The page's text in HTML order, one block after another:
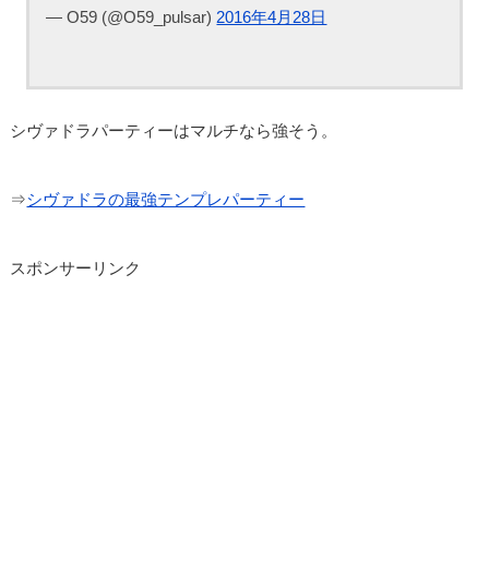
— O59 (@O59_pulsar) 2016年4月28日
シヴァドラパーティーはマルチなら強そう。
⇒シヴァドラの最強テンプレパーティー
スポンサーリンク